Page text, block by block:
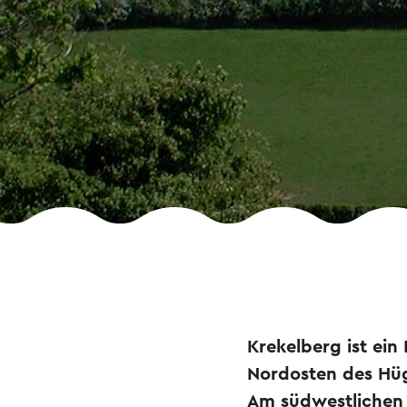
Krekelberg ist ein
Nordosten des
Am